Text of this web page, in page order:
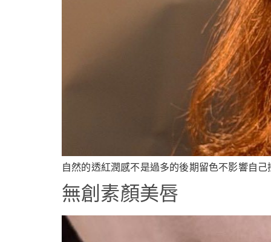
自然的透紅潤感不是過多的後期留色不影響自
無創素顏美唇